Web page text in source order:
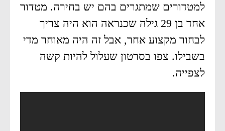
למטדורים שמתגרים בהם יש בחירה. מטדור
אחד בן 29 גילה שכנראה הוא היה צריך
לבחור מקצוע אחר, אבל זה היה מאוחר מדי
בשבילו. צפו בסרטון שעלול להיות קשה
לצפייה.